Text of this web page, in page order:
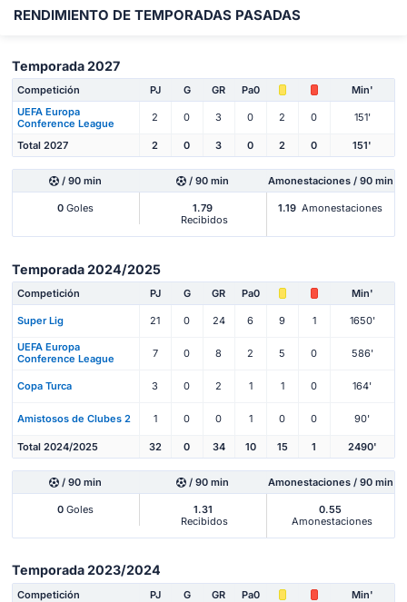
RENDIMIENTO DE TEMPORADAS PASADAS
Temporada 2027
Competición PJ G GR Pa0
Min'
UEFA Europa
Conference League
2 0 3 0 2 0 151'
Total 2027 2 0 3 0 2 0 151'
/ 90 min / 90 min Amonestaciones / 90 min
0 Goles
1.79
Recibidos
1.19 Amonestaciones
Temporada 2024/2025
Competición PJ G GR Pa0 Min'
Super Lig 21 0 24 6 9 1 1650'
UEFA Europa
Conference League
7 0 8 2 5 0 586'
Copa Turca 3 0 2 1 1 0 164'
Amistosos de Clubes 2 1 0 0 1 0 0 90'
Total 2024/2025 32 0 34 10 15 1 2490'
/ 90 min / 90 min Amonestaciones / 90 min
0 Goles
1.31
Recibidos
0.55
Amonestaciones
Temporada 2023/2024
Competición PJ G GR Pa0 Min'